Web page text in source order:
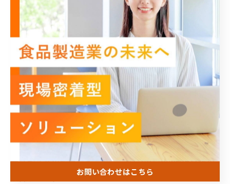
ある企業では、作業の標準化を進めることで、属人化し
ていた工程のムラを解消し、一定の品質を安定して確保
しました。さらに、自動化設備の導入により、生産スピ
ードを向上させつつ、ヒューマンエラーの削減にも成功
しています。また、現場と管理部門間の情報共有を強化
し、タイムリーな問題把握と対応が可能になりました。
これらの取り組みの結果、製造コストの削減と製品質の
向上が実現し、企業競争力の強化につながっています。
業務改善は一度きりではなく、現場の課題を継続的に抽
出し解決策を実行するサイクルを回すことが重要です。
食品製造業の皆様にとって、これらの成功事例は今後の
改善活動の参考となるでしょう。
お問い合わせはこちら